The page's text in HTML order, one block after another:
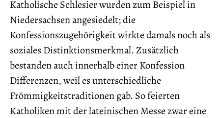
Katholische Schlesier wurden zum Beispiel in
Niedersachsen angesiedelt; die
Konfessionszugehörigkeit wirkte damals noch als
soziales Distinktionsmerkmal. Zusätzlich
bestanden auch innerhalb einer Konfession
Differenzen, weil es unterschiedliche
Frömmigkeitstraditionen gab. So feierten
Katholiken mit der lateinischen Messe zwar eine